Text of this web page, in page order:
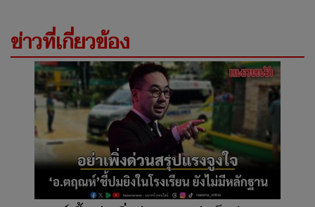
ข่าวที่เกี่ยวข้อง